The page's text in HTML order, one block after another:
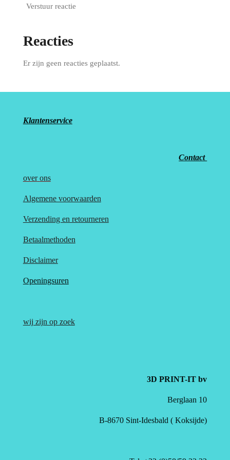
Verstuur reactie
Reacties
Er zijn geen reacties geplaatst.
Klantenservice
Contact
over ons
Algemene voorwaarden
Verzending en retourneren
Betaalmethoden
Disclaimer
Openingsuren
wij zijn op zoek
3D PRINT-IT bv
Berglaan 10
B-8670 Sint-Idesbald ( Koksijde)